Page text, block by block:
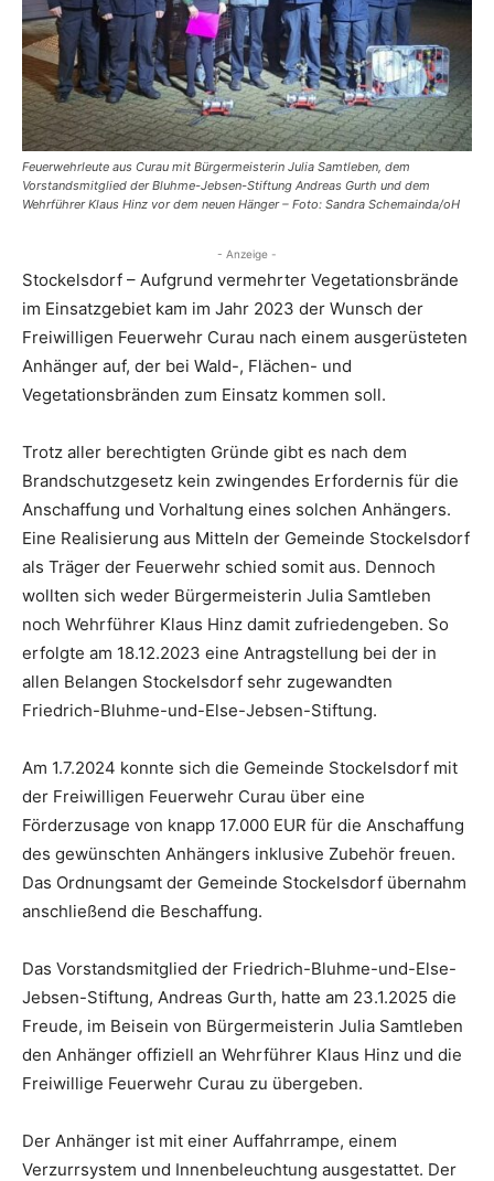
Feuerwehrleute aus Curau mit Bürgermeisterin Julia Samtleben, dem
Vorstandsmitglied der Bluhme-Jebsen-Stiftung Andreas Gurth und dem
Wehrführer Klaus Hinz vor dem neuen Hänger – Foto: Sandra Schemainda/oH
- Anzeige -
Stockelsdorf – Aufgrund vermehrter Vegetationsbrände
im Einsatzgebiet kam im Jahr 2023 der Wunsch der
Freiwilligen Feuerwehr Curau nach einem ausgerüsteten
Anhänger auf, der bei Wald-, Flächen- und
Vegetationsbränden zum Einsatz kommen soll.
Trotz aller berechtigten Gründe gibt es nach dem
Brandschutzgesetz kein zwingendes Erfordernis für die
Anschaffung und Vorhaltung eines solchen Anhängers.
Eine Realisierung aus Mitteln der Gemeinde Stockelsdorf
als Träger der Feuerwehr schied somit aus. Dennoch
wollten sich weder Bürgermeisterin Julia Samtleben
noch Wehrführer Klaus Hinz damit zufriedengeben. So
erfolgte am 18.12.2023 eine Antragstellung bei der in
allen Belangen Stockelsdorf sehr zugewandten
Friedrich-Bluhme-und-Else-Jebsen-Stiftung.
Am 1.7.2024 konnte sich die Gemeinde Stockelsdorf mit
der Freiwilligen Feuerwehr Curau über eine
Förderzusage von knapp 17.000 EUR für die Anschaffung
des gewünschten Anhängers inklusive Zubehör freuen.
Das Ordnungsamt der Gemeinde Stockelsdorf übernahm
anschließend die Beschaffung.
Das Vorstandsmitglied der Friedrich-Bluhme-und-Else-
Jebsen-Stiftung, Andreas Gurth, hatte am 23.1.2025 die
Freude, im Beisein von Bürgermeisterin Julia Samtleben
den Anhänger offiziell an Wehrführer Klaus Hinz und die
Freiwillige Feuerwehr Curau zu übergeben.
Der Anhänger ist mit einer Auffahrrampe, einem
Verzurrsystem und Innenbeleuchtung ausgestattet. Der